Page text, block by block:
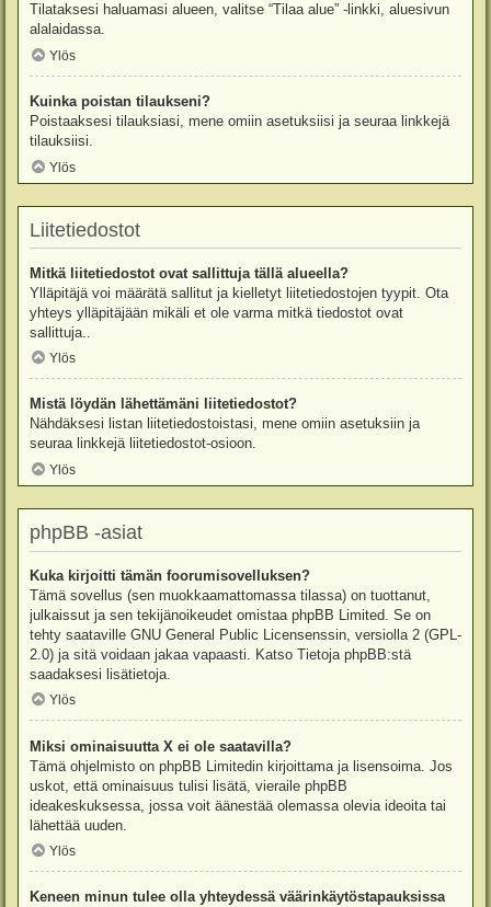
Tilataksesi haluamasi alueen, valitse “Tilaa alue” -linkki, aluesivun
alalaidassa.
Ylös
Kuinka poistan tilaukseni?
Poistaaksesi tilauksiasi, mene omiin asetuksiisi ja seuraa linkkejä
tilauksiisi.
Ylös
Liitetiedostot
Mitkä liitetiedostot ovat sallittuja tällä alueella?
Ylläpitäjä voi määrätä sallitut ja kielletyt liitetiedostojen tyypit. Ota
yhteys ylläpitäjään mikäli et ole varma mitkä tiedostot ovat
sallittuja..
Ylös
Mistä löydän lähettämäni liitetiedostot?
Nähdäksesi listan liitetiedostoistasi, mene omiin asetuksiin ja
seuraa linkkejä liitetiedostot-osioon.
Ylös
phpBB -asiat
Kuka kirjoitti tämän foorumisovelluksen?
Tämä sovellus (sen muokkaamattomassa tilassa) on tuottanut,
julkaissut ja sen tekijänoikeudet omistaa phpBB Limited . Se on
tehty saataville GNU General Public Licensenssin, versiolla 2 (GPL-
2.0) ja sitä voidaan jakaa vapaasti. Katso Tietoja phpBB:stä
saadaksesi lisätietoja.
Ylös
Miksi ominaisuutta X ei ole saatavilla?
Tämä ohjelmisto on phpBB Limitedin kirjoittama ja lisensoima. Jos
uskot, että ominaisuus tulisi lisätä, vieraile phpBB
ideakeskuksessa , jossa voit äänestää olemassa olevia ideoita tai
lähettää uuden.
Ylös
Keneen minun tulee olla yhteydessä väärinkäytöstapauksissa